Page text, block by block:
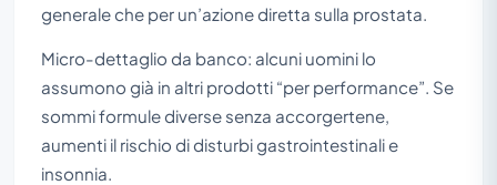
generale che per un’azione diretta sulla prostata.
Micro-dettaglio da banco: alcuni uomini lo
assumono già in altri prodotti “per performance”. Se
sommi formule diverse senza accorgertene,
aumenti il rischio di disturbi gastrointestinali e
insonnia.